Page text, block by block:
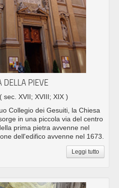
DELLA PIEVE
( sec. XVII; XVIII; XIX )
Collegio dei Gesuiti, la Chiesa
in una piccola via del centro
prima pietra avvenne nel
dell'edifico avvenne nel 1673.
Leggi tutto